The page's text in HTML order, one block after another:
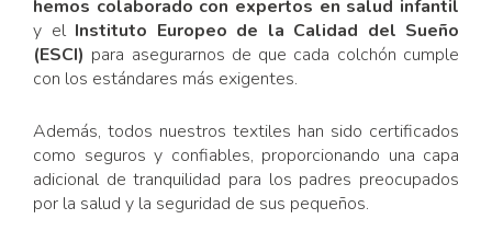
hemos colaborado con expertos en salud infantil
y el Instituto Europeo de la Calidad del Sueño
(ESCI) para asegurarnos de que cada colchón cumple
con los estándares más exigentes.
Además, todos nuestros textiles han sido certificados
como seguros y confiables, proporcionando una capa
adicional de tranquilidad para los padres preocupados
por la salud y la seguridad de sus pequeños.